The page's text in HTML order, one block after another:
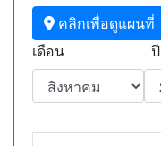
คลิกเพื่อดูแผนที่
เดือน
ปี